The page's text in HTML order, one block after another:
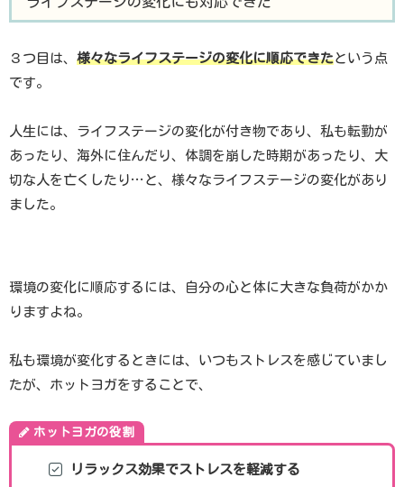
３つ目は、 様々なライフステージの変化に順応できたという点
です。
人生には、ライフステージの変化が付き物であり、私も転勤が
あったり、海外に住んだり、体調を崩した時期があったり、大
切な人を亡くしたり…と、様々なライフステージの変化があり
ました。
環境の変化に順応するには、自分の心と体に大きな負荷がかか
りますよね。
私も環境が変化するときには、いつもストレスを感じていまし
たが、ホットヨガをすることで、
ホットヨガの役割
リラックス効果でストレスを軽減する